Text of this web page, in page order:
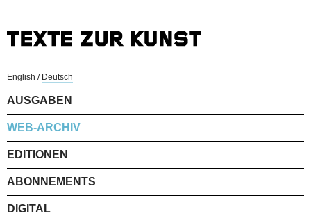
English / Deutsch
AUSGABEN
WEB-ARCHIV
EDITIONEN
ABONNEMENTS
DIGITAL